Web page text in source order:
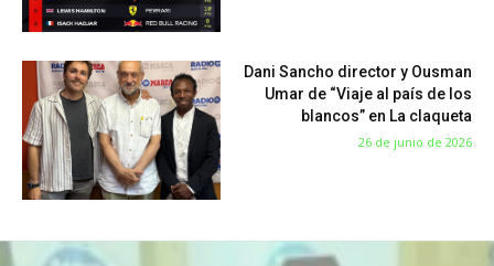
Dani Sancho director y Ousman
Umar de “Viaje al país de los
blancos” en La claqueta
26 de junio de 2026